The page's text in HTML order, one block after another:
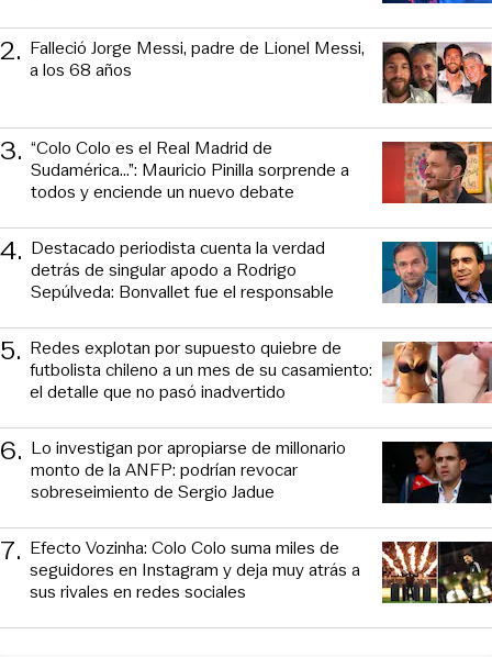
2. Falleció Jorge Messi, padre de Lionel Messi,
a los 68 años
3. “Colo Colo es el Real Madrid de
Sudamérica…”: Mauricio Pinilla sorprende a
todos y enciende un nuevo debate
4. Destacado periodista cuenta la verdad
detrás de singular apodo a Rodrigo
Sepúlveda: Bonvallet fue el responsable
5. Redes explotan por supuesto quiebre de
futbolista chileno a un mes de su casamiento:
el detalle que no pasó inadvertido
6. Lo investigan por apropiarse de millonario
monto de la ANFP: podrían revocar
sobreseimiento de Sergio Jadue
7. Efecto Vozinha: Colo Colo suma miles de
seguidores en Instagram y deja muy atrás a
sus rivales en redes sociales